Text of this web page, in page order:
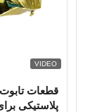
VIDEO
قطعات
پلاستیکی